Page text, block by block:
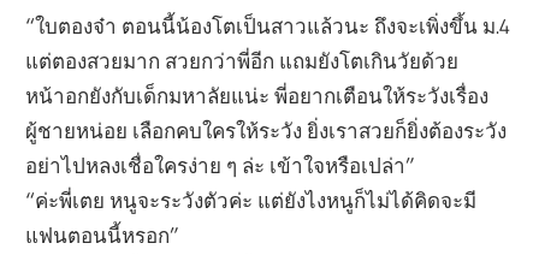
“ใบตองจ๋า ตอนนี้น้องโตเป็นสาวแล้วนะ ถึงจะเพิ่งขึ้น ม.4
แต่ตองสวยมาก สวยกว่าพี่อีก แถมยังโตเกินวัยด้วย
หน้าอกยังกับเด็กมหาลัยแน่ะ พี่อยากเตือนให้ระวังเรื่อง
ผู้ชายหน่อย เลือกคบใครให้ระวัง ยิ่งเราสวยก็ยิ่งต้องระวัง
อย่าไปหลงเชื่อใครง่าย ๆ ล่ะ เข้าใจหรือเปล่า”
“ค่ะพี่เตย หนูจะระวังตัวค่ะ แต่ยังไงหนูก็ไม่ได้คิดจะมี
แฟนตอนนี้หรอก”